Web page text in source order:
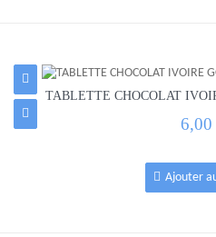
TABLETTE CHOCOLAT
6,00
Ajouter